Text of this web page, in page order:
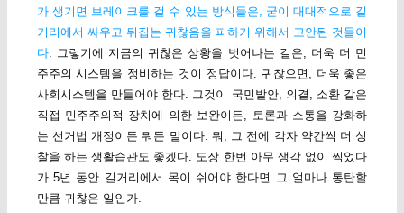
가 생기면 브레이크를 걸 수 있는 방식들은, 굳이 대대적으로 길
거리에서 싸우고 뒤집는 귀찮음을 피하기 위해서 고안된 것들이
다. 그렇기에 지금의 귀찮은 상황을 벗어나는 길은, 더욱 더 민
주주의 시스템을 정비하는 것이 정답이다. 귀찮으면, 더욱 좋은
사회시스템을 만들어야 한다. 그것이 국민발안, 의결, 소환 같은
직접 민주주의적 장치에 의한 보완이든, 토론과 소통을 강화하
는 선거법 개정이든 뭐든 말이다. 뭐, 그 전에 각자 약간씩 더 성
찰을 하는 생활습관도 좋겠다. 도장 한번 아무 생각 없이 찍었다
가 5년 동안 길거리에서 목이 쉬어야 한다면 그 얼마나 통탄할
만큼 귀찮은 일인가.